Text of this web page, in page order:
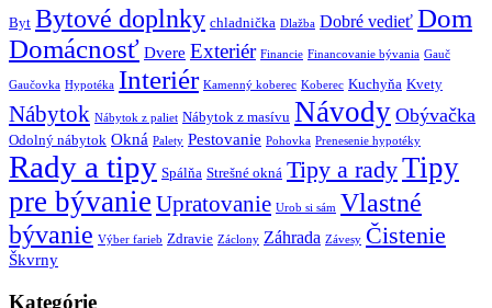
Byt Bytové doplnky chladnička Dlažba Dobré vedieť Dom
Domácnosť Dvere Exteriér Financie Financovanie bývania Gauč
Gaučovka Hypotéka Interiér Kamenný koberec Koberec Kuchyňa Kvety
Nábytok Nábytok z paliet Nábytok z masívu Návody Obývačka
Odolný nábytok Okná Palety Pestovanie Pohovka Prenesenie hypotéky
Rady a tipy Spálňa Strešné okná Tipy a radyTipy
pre bývanie Upratovanie Urob si sám Vlastné
bývanie Výber farieb Zdravie Záclony Záhrada Závesy Čistenie
Škvrny
Kategórie